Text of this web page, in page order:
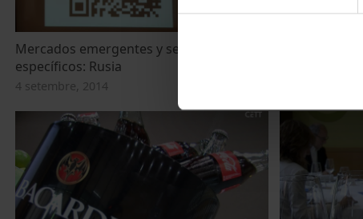
Mercados emergentes y segmentos
específicos: Rusia
4 setembre, 2014
Destinos